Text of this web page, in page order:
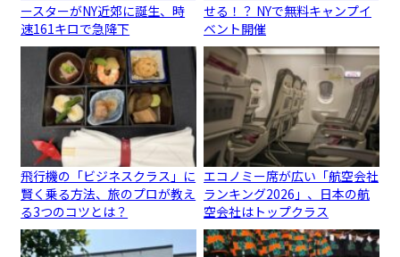
ースターがNY近郊に誕生、時
速161キロで急降下
せる！？ NYで無料キャンプイ
ベント開催
飛行機の「ビジネスクラス」に
賢く乗る方法、旅のプロが教え
る3つのコツとは？
エコノミー席が広い「航空会社
ランキング2026」、日本の航
空会社はトップクラス